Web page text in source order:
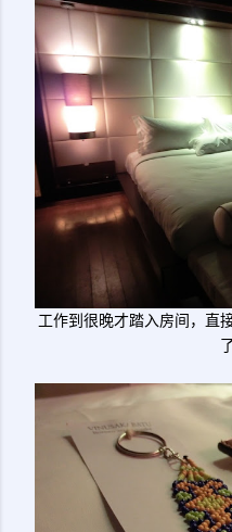
工作到很晚才踏入房间，直